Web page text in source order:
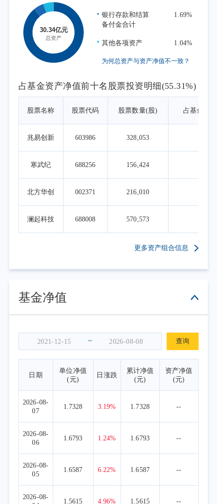
其发展范式正从单点技术突破向系统创新与生
态构建并重演进。作为推动经济结构转型升级
的关键引擎，芯片产业通过赋能千行百业的数
字化、智能化转型，支撑新质生产力发展。在
逆全球化趋势加剧的背景下，产业链安全的战
升自主可控能力，已成为保障国家安全、提升
关键核心技术攻关、产业链韧性和安全水平的
程有望加速。芯片产业作为我国发展和壮大数
产业之一，其长期的投资和配置价值值得关
本报告期为本基金的正常运作期，本基金
定的指数化投资策略，在指数权重调整和基金
冲击成本和减少跟踪误差，力求跟踪误差最小
银行存款和结算
备付金合计
1.69%
其他各项资产 1.04%
为何总资产与资产净值不一致？
占基金资产净值前十名股票投资明细(55.31%)
股票名称 股票代码 股票数量(股) 占基金资
兆易创新 603986 328,053
寒武纪 688256 156,424
北方华创 002371 216,010
澜起科技 688008 570,573
更多资产组合信息
基金净值
~ 查询
日期
单位净值
(元)
日涨跌
累计净值
(元)
资产净值
(元)
2026-08-
07
1.7328 3.19% 1.7328 --
2026-08-
06
1.6793 1.24% 1.6793 --
2026-08-
05
1.6587 6.22% 1.6587 --
2026-08-
1.5615 4.96% 1.5615 --